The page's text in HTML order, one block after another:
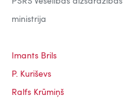
ministrija
Imants Brils
P. Kuriševs
Ralfs Krūmiņš